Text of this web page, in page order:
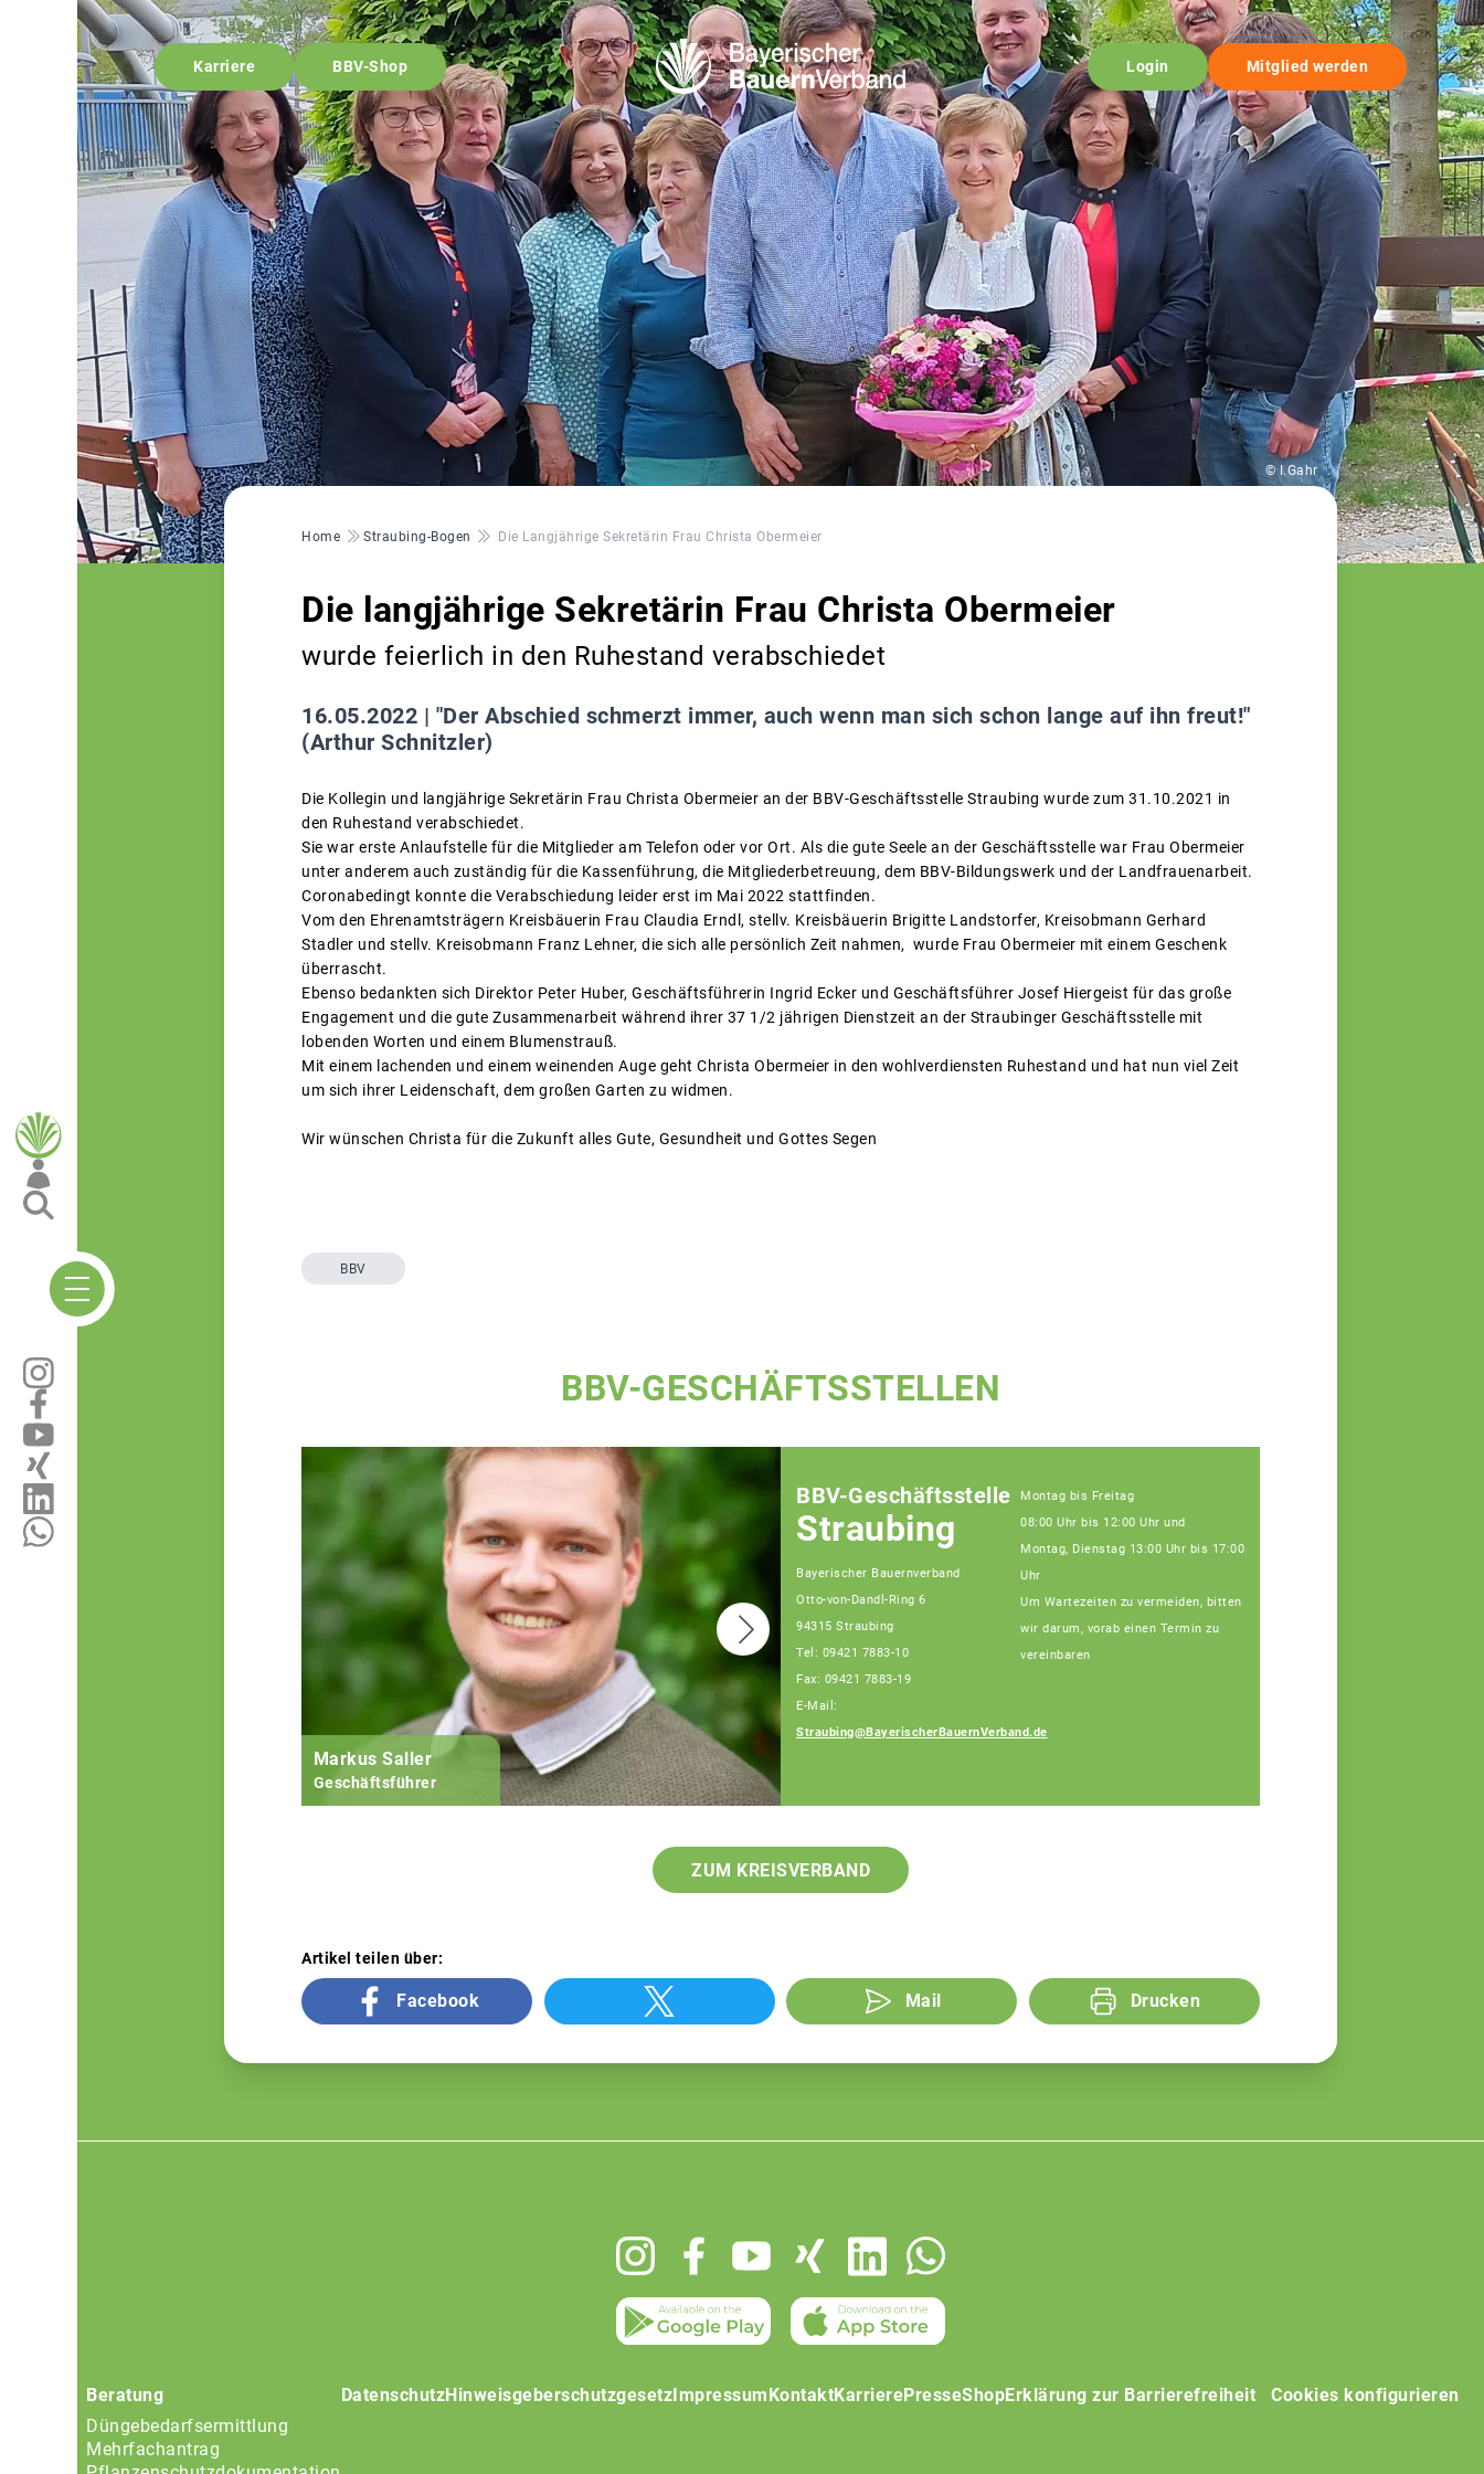
Karriere BBV-Shop Login Mitglied werden
© I.Gahr
Pfadnavigation
Home Straubing-Bogen Die Langjährige Sekretärin Frau Christa Obermeier
Die langjährige Sekretärin Frau Christa Obermeier
wurde feierlich in den Ruhestand verabschiedet
16.05.2022 | "Der Abschied schmerzt immer, auch wenn man sich schon lange auf ihn freut!"
(Arthur Schnitzler)
Die Kollegin und langjährige Sekretärin Frau Christa Obermeier an der BBV-Geschäftsstelle Straubing wurde zum 31.10.2021 in
den Ruhestand verabschiedet.
Sie war erste Anlaufstelle für die Mitglieder am Telefon oder vor Ort. Als die gute Seele an der Geschäftsstelle war Frau Obermeier
unter anderem auch zuständig für die Kassenführung, die Mitgliederbetreuung, dem BBV-Bildungswerk und der Landfrauenarbeit.
Coronabedingt konnte die Verabschiedung leider erst im Mai 2022 stattfinden.
Vom den Ehrenamtsträgern Kreisbäuerin Frau Claudia Erndl, stellv. Kreisbäuerin Brigitte Landstorfer, Kreisobmann Gerhard
Stadler und stellv. Kreisobmann Franz Lehner, die sich alle persönlich Zeit nahmen, wurde Frau Obermeier mit einem Geschenk
überrascht.
Ebenso bedankten sich Direktor Peter Huber, Geschäftsführerin Ingrid Ecker und Geschäftsführer Josef Hiergeist für das große
Engagement und die gute Zusammenarbeit während ihrer 37 1/2 jährigen Dienstzeit an der Straubinger Geschäftsstelle mit
lobenden Worten und einem Blumenstrauß.
Mit einem lachenden und einem weinenden Auge geht Christa Obermeier in den wohlverdiensten Ruhestand und hat nun viel Zeit
um sich ihrer Leidenschaft, dem großen Garten zu widmen.
Wir wünschen Christa für die Zukunft alles Gute, Gesundheit und Gottes Segen
BBV
BBV-GESCHÄFTSSTELLEN
Markus Saller
Geschäftsführer
BBV-Geschäftsstelle
Straubing
Bayerischer Bauernverband
Otto-von-Dandl-Ring 6
94315 Straubing
Tel: 09421 7883-10
Fax: 09421 7883-19
E-Mail:
Straubing@BayerischerBauernVerband.de
Montag bis Freitag
08:00 Uhr bis 12:00 Uhr und
Montag, Dienstag 13:00 Uhr bis 17:00
Uhr
Um Wartezeiten zu vermeiden, bitten
wir darum, vorab einen Termin zu
vereinbaren
ZUM KREISVERBAND
Artikel teilen über:
Facebook Mail Drucken
Beratung
Düngebedarfsermittlung
Mehrfachantrag
DatenschutzHinweisgeberschutzgesetzImpressumKontaktKarrierePresseShopErklärung zur Barrierefreiheit Cookies konfigurieren